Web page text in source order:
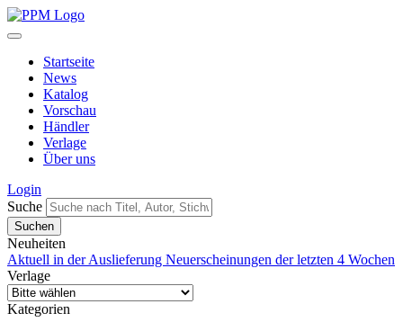
Startseite
News
Katalog
Vorschau
Händler
Verlage
Über uns
Login
Suche
Neuheiten
Aktuell in der Auslieferung Neuerscheinungen der letzten 4 Wochen
Verlage
Kategorien